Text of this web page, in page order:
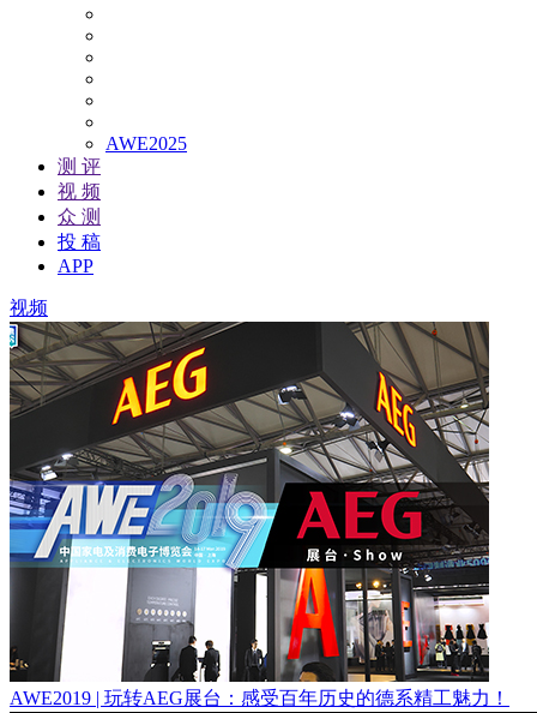
AWE2025
测 评
视 频
众 测
投 稿
APP
视频
AWE2019 | 玩转AEG展台：感受百年历史的德系精工魅力！